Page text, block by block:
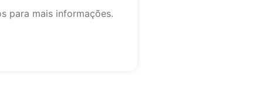
para mais informações.